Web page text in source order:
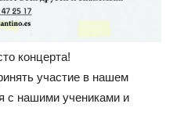
концерта!
участие в нашем
с нашими учениками и